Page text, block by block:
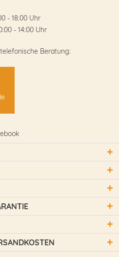
- 18:00 Uhr
- 14:00 Uhr
Beratung: